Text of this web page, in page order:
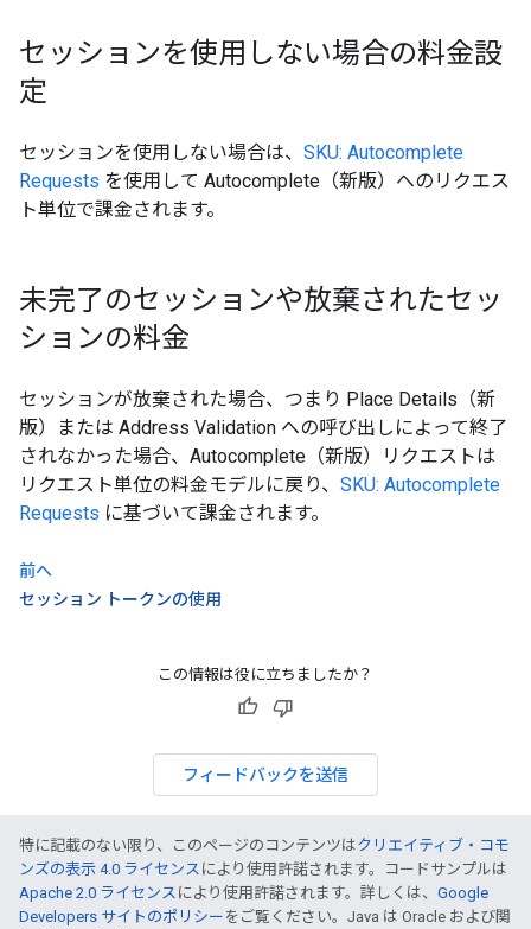
セッションを使用しない場合の料金設
定
セッションを使用しない場合は、 SKU: Autocomplete
Requests を使用して Autocomplete（新版）へのリクエス
ト単位で課金されます。
未完了のセッションや放棄されたセッ
ションの料金
セッションが放棄された場合、つまり Place Details（新
版）または Address Validation への呼び出しによって終了
されなかった場合、Autocomplete（新版）リクエストは
リクエスト単位の料金モデルに戻り、 SKU: Autocomplete
Requests に基づいて課金されます。
前へ
セッション トークンの使用
この情報は役に立ちましたか？
フィードバックを送信
特に記載のない限り、このページのコンテンツはクリエイティブ・コモ
ンズの表示 4.0 ライセンス により使用許諾されます。コードサンプルは
Apache 2.0 ライセンス により使用許諾されます。詳しくは、 Google
Developers サイトのポリシー をご覧ください。Java は Oracle および関